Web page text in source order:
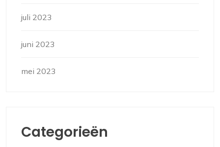
juli 2023
juni 2023
mei 2023
Categorieën